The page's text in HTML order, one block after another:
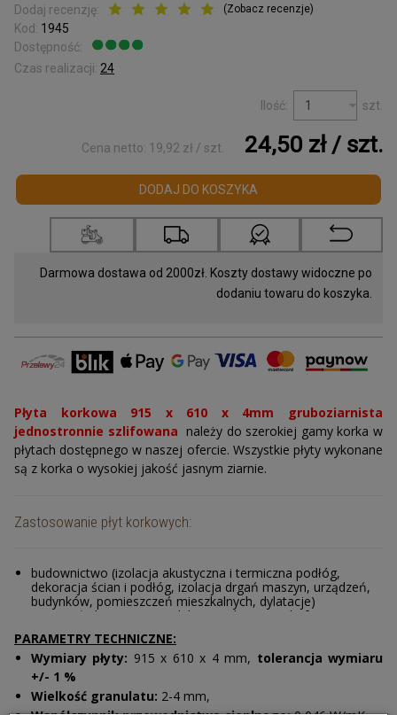
Wyprzedaż
Listwy korkowe
Mapy Świata
Akcesoria
Tablice w ramce
Korek dylatacyjny
Korki do butelek
Korek na jachty i na baseny
Tkanina korkowa
Granulat korkowy
Korek do ćw. jogi
Tapeta korkowa
Przekładki korkowe
Zegarek z korka
Dodaj recenzję: (Zobacz recenzje)
Kod: 1945
Dostępność:
Czas realizacji: 24
Ilość: szt.
Cena netto: 19,92 zł / szt. 24,50 zł/ szt.
DODAJ DO KOSZYKA
Darmowa dostawa od 2000zł. Koszty dostawy widoczne po
dodaniu towaru do koszyka.
Płyta korkowa 915 x 610 x 4mm gruboziarnista
jednostronnie szlifowana należy do szerokiej gamy korka w
płytach dostępnego w naszej ofercie. Wszystkie płyty wykonane
są z korka o wysokiej jakość jasnym ziarnie.
Zastosowanie płyt korkowych:
budownictwo (izolacja akustyczna i termiczna podłóg,
dekoracja ścian i podłóg, izolacja drgań maszyn, urządzeń,
budynków, pomieszczeń mieszkalnych, dylatacje)
przemysł obuwniczy (produkcja podeszew i platform
obuwia ortopedycznego)
reklama i branża dekoracyjna (maty, uchwyty, akcesoria
korkowe, tablice korkowe, artykuły reklamowe)
wędkarstwo (uchwyty na wędki), przemysł meblarski (wkładki
i okleiny), motoryzacja (podkładki korkowe i przekładki),
PARAMETRY TECHNICZNE:
Wymiary płyty: 915 x 610 x 4 mm, tolerancja wymiaru
+/- 1 %
Wielkość granulatu: 2-4 mm,